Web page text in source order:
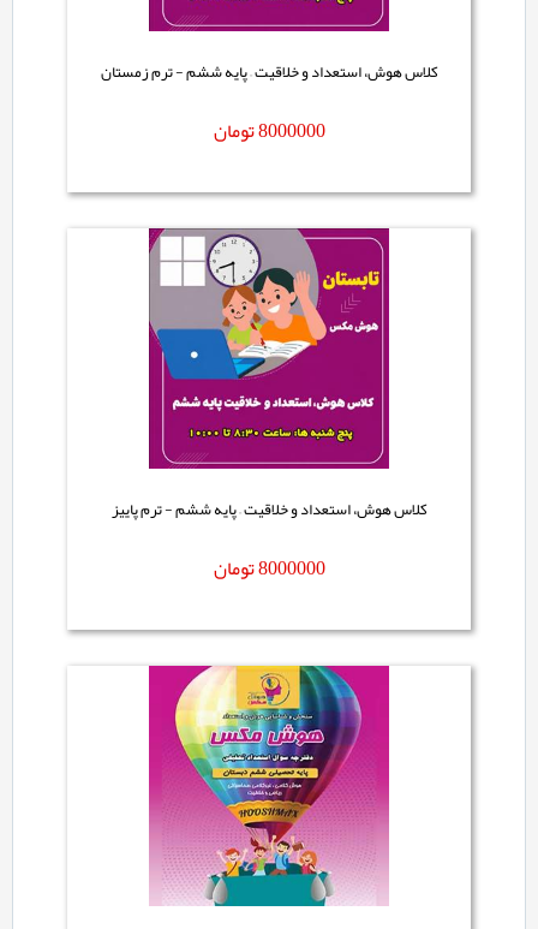
کلاس هوش، استعداد و خلاقیت – پایه ششم - ترم زمستان
8000000تومان
کلاس هوش، استعداد و خلاقیت – پایه ششم - ترم پاییز
8000000تومان